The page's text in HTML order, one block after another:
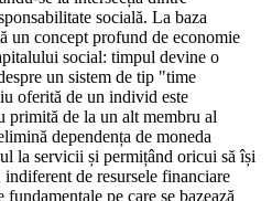
socială. La baza
un concept profund de economie
social: timpul devine o
un sistem de tip "time
oferită de un individ este
primită de la un alt membru al
dependența de moneda
la servicii și permițând oricui să își
de resursele financiare
pe care se bazează